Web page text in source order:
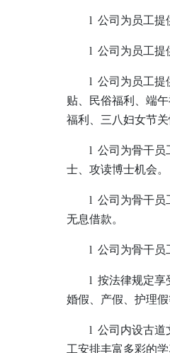
l 公司为员工提
l 公司为员工提
l 公司为员工提
贴、民俗福利、端
福利、三八妇女节关
l 公司为骨干员
士、攻读博士机会。
l 公司为骨干员
无息借款。
l 公司为骨干员
l 按法律规定享
婚假、产假、护理假
l 公司内设古道
工安排丰富多彩的